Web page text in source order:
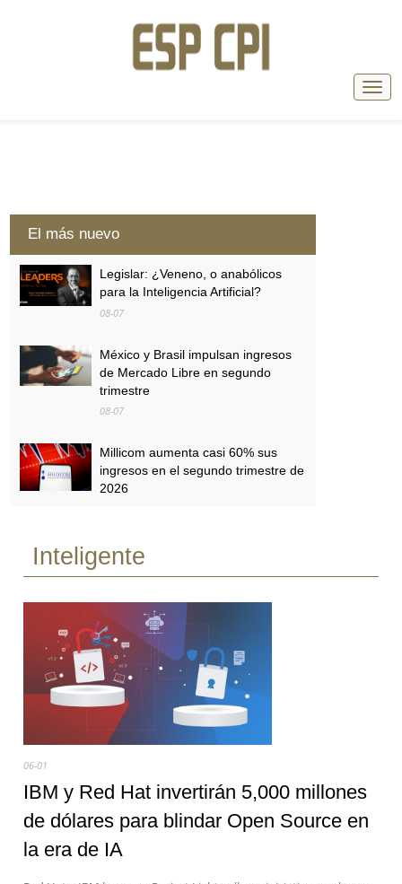
El más nuevo
Legislar: ¿Veneno, o anabólicos
para la Inteligencia Artificial?
08-07
México y Brasil impulsan ingresos
de Mercado Libre en segundo
trimestre
08-07
Millicom aumenta casi 60% sus
ingresos en el segundo trimestre de
2026
Personal y Tigo obtienen licencias
para 5G en Paraguay
Inteligente
06-01
IBM y Red Hat invertirán 5,000 millones
de dólares para blindar Open Source en
la era de IA